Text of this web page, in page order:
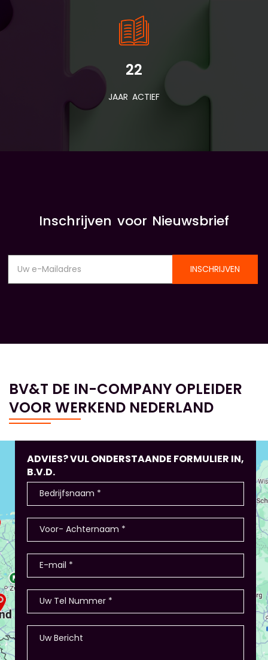
22
JAAR ACTIEF
Inschrijven voor Nieuwsbrief
INSCHRIJVEN
BV&T DE IN-COMPANY OPLEIDER
VOOR WERKEND NEDERLAND
ADVIES? VUL ONDERSTAANDE FORMULIER IN,
B.V.D.